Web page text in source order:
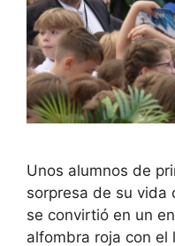
Unos alumnos de
sorpresa de su vida
se convirtió en un
alfombra roja con el